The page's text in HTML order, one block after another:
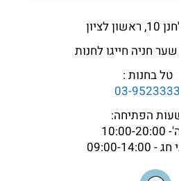
לציון
חניה חייגו לחנות
טל בחנות :
03-9523333
הפתיחה:
14:00